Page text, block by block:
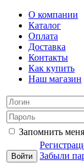
О компании
Каталог
Оплата
Доставка
Контакты
Как купить
Наш магазин
Запомнить меня
Забыли